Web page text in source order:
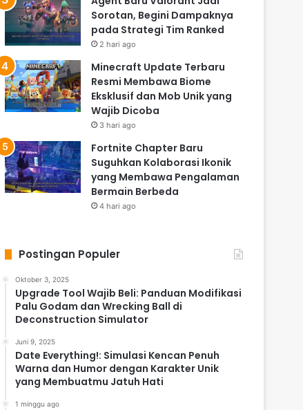
Sorotan, Begini Dampaknya
pada Strategi Tim Ranked
2 hari ago
Minecraft Update Terbaru
Resmi Membawa Biome
Eksklusif dan Mob Unik yang
Wajib Dicoba
3 hari ago
Fortnite Chapter Baru
Suguhkan Kolaborasi Ikonik
yang Membawa Pengalaman
Bermain Berbeda
4 hari ago
Postingan Populer
Oktober 3, 2025
Upgrade Tool Wajib Beli: Panduan Modifikasi
Palu Godam dan Wrecking Ball di
Deconstruction Simulator
Juni 9, 2025
Date Everything!: Simulasi Kencan Penuh
Warna dan Humor dengan Karakter Unik
yang Membuatmu Jatuh Hati
1 minggu ago